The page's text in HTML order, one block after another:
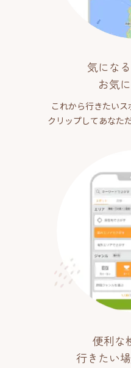
気にな
お気
これから行きたい
クリップしてあなた
便利な
行きたい